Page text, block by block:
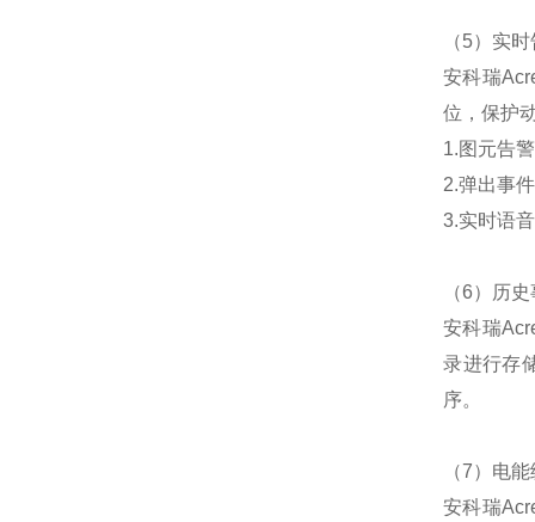
（5）实
安科瑞
位，保护
1.图元告警
2.弹出事
3.实时语
（6）历
安科瑞
录进行存
序。
（7）电
安科瑞